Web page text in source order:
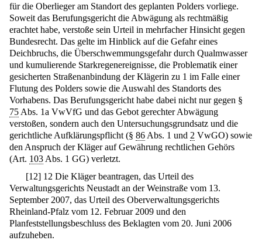
für die Oberlieger am Standort des geplanten Polders vorliege.
Soweit das Berufungsgericht die Abwägung als rechtmäßig
erachtet habe, verstoße sein Urteil in mehrfacher Hinsicht gegen
Bundesrecht. Das gelte im Hinblick auf die Gefahr eines
Deichbruchs, die Überschwemmungsgefahr durch Qualmwasser
und kumulierende Starkregenereignisse, die Problematik einer
gesicherten Straßenanbindung der Klägerin zu 1 im Falle einer
Flutung des Polders sowie die Auswahl des Standorts des
Vorhabens. Das Berufungsgericht habe dabei nicht nur gegen §
75 Abs. 1a VwVfG und das Gebot gerechter Abwägung
verstoßen, sondern auch den Untersuchungsgrundsatz und die
gerichtliche Aufklärungspflicht (§ 86 Abs. 1 und 2 VwGO) sowie
den Anspruch der Kläger auf Gewährung rechtlichen Gehörs
(Art. 103 Abs. 1 GG) verletzt.
[12] 12 Die Kläger beantragen, das Urteil des
Verwaltungsgerichts Neustadt an der Weinstraße vom 13.
September 2007, das Urteil des Oberverwaltungsgerichts
Rheinland-Pfalz vom 12. Februar 2009 und den
Planfeststellungsbeschluss des Beklagten vom 20. Juni 2006
aufzuheben.